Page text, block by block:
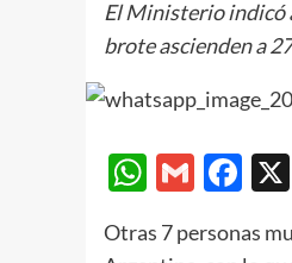
El Ministerio indicó
brote ascienden a
Gmail
Otras 7 personas